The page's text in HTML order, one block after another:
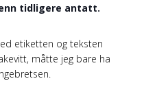
tidligere antatt.
etiketten og teksten
måtte jeg bare ha